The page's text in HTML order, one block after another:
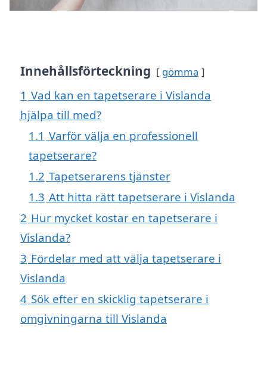
Innehållsförteckning gömma
1 Vad kan en tapetserare i Vislanda
hjälpa till med?
1.1 Varför välja en professionell
tapetserare?
1.2 Tapetserarens tjänster
1.3 Att hitta rätt tapetserare i Vislanda
2 Hur mycket kostar en tapetserare i
Vislanda?
3 Fördelar med att välja tapetserare i
Vislanda
4 Sök efter en skicklig tapetserare i
omgivningarna till Vislanda